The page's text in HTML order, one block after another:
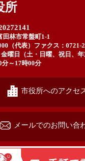
所
田林市常盤町1-1
（代表） ファクス：0721-
曜日（土・日曜、祝日、
～17時00分
市役所へのアクセ
メールでのお問い合